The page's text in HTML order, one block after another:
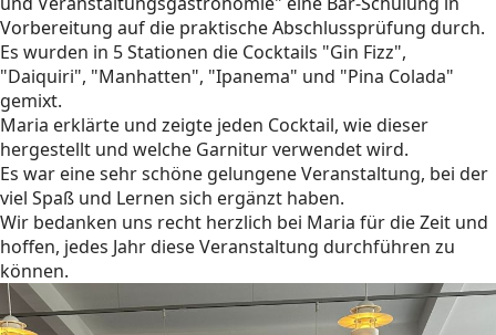
Vorbereitung auf die praktische Abschlussprüfung durch.
Es wurden in 5 Stationen die Cocktails "Gin Fizz",
"Daiquiri", "Manhatten", "Ipanema" und "Pina Colada"
gemixt.
Maria erklärte und zeigte jeden Cocktail, wie dieser
hergestellt und welche Garnitur verwendet wird.
Es war eine sehr schöne gelungene Veranstaltung, bei der
viel Spaß und Lernen sich ergänzt haben.
Wir bedanken uns recht herzlich bei Maria für die Zeit und
hoffen, jedes Jahr diese Veranstaltung durchführen zu
können.